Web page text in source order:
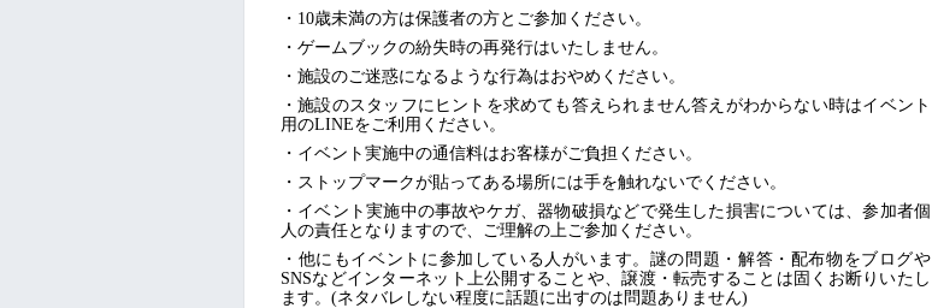
・ 10歳未満の方は保護者の方とご参加ください。
・ゲームブックの紛失時の再発行はいたしません。
・施設のご迷惑になるような行為はおやめください。
・施設のスタッフにヒントを求めても答えられません答えがわからない時はイベント
用のLINEをご利用ください。
・イベント実施中の通信料はお客様がご負担ください。
・ストップマークが貼ってある場所には手を触れないでください。
・イベント実施中の事故やケガ、器物破損などで発生した損害については、参加者個
人の責任となりますので、ご理解の上ご参加ください。
・他にもイベントに参加している人がいます。謎の問題・解答・配布物をブログや
SNSなどインターネット上公開することや、譲渡・転売することは固くお断りいたし
ます。(ネタバレしない程度に話題に出すのは問題ありません)